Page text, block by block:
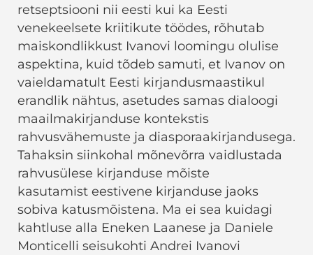
retseptsiooni nii eesti kui ka Eesti
venekeelsete kriitikute töödes, rõhutab
maiskondlikkust Ivanovi loomingu olulise
aspektina, kuid tõdeb samuti, et Ivanov on
vaieldamatult Eesti kirjandusmaastikul
erandlik nähtus, asetudes samas dialoogi
maailmakirjanduse kontekstis
rahvusvähemuste ja diasporaakirjandusega.
Tahaksin siinkohal mõnevõrra vaidlustada
rahvusülese kirjanduse mõiste
kasutamist eestivene kirjanduse jaoks
sobiva katusmõistena. Ma ei sea kuidagi
kahtluse alla Eneken Laanese ja Daniele
Monticelli seisukohti Andrei Ivanovi